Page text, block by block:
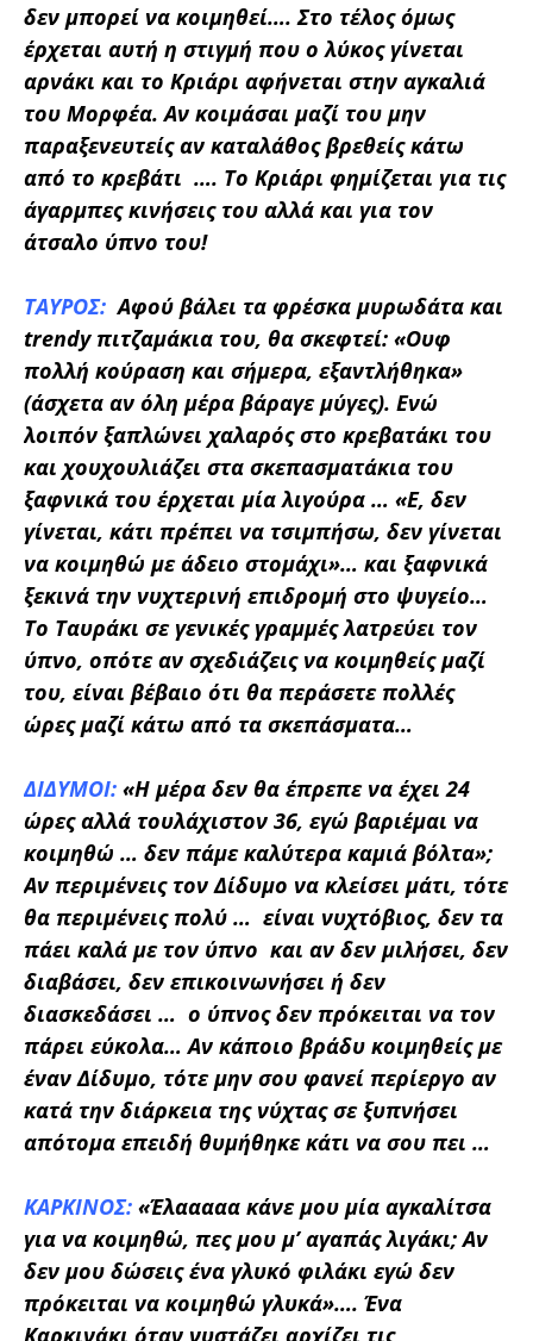
δεν μπορεί να κοιμηθεί…. Στο τέλος όμως
έρχεται αυτή η στιγμή που ο λύκος γίνεται
αρνάκι και το Κριάρι αφήνεται στην αγκαλιά
του Μορφέα. Αν κοιμάσαι μαζί του μην
παραξενευτείς αν καταλάθος βρεθείς κάτω
από το κρεβάτι …. Το Κριάρι φημίζεται για τις
άγαρμπες κινήσεις του αλλά και για τον
άτσαλο ύπνο του!
ΤΑΥΡΟΣ: Αφού βάλει τα φρέσκα μυρωδάτα και
trendy πιτζαμάκια του, θα σκεφτεί: «Ουφ
πολλή κούραση και σήμερα, εξαντλήθηκα»
(άσχετα αν όλη μέρα βάραγε μύγες). Ενώ
λοιπόν ξαπλώνει χαλαρός στο κρεβατάκι του
και χουχουλιάζει στα σκεπασματάκια του
ξαφνικά του έρχεται μία λιγούρα … «Ε, δεν
γίνεται, κάτι πρέπει να τσιμπήσω, δεν γίνεται
να κοιμηθώ με άδειο στομάχι»… και ξαφνικά
ξεκινά την νυχτερινή επιδρομή στο ψυγείο…
Το Ταυράκι σε γενικές γραμμές λατρεύει τον
ύπνο, οπότε αν σχεδιάζεις να κοιμηθείς μαζί
του, είναι βέβαιο ότι θα περάσετε πολλές
ώρες μαζί κάτω από τα σκεπάσματα…
ΔΙΔΥΜΟΙ: «Η μέρα δεν θα έπρεπε να έχει 24
ώρες αλλά τουλάχιστον 36, εγώ βαριέμαι να
κοιμηθώ … δεν πάμε καλύτερα καμιά βόλτα»;
Αν περιμένεις τον Δίδυμο να κλείσει μάτι, τότε
θα περιμένεις πολύ … είναι νυχτόβιος, δεν τα
πάει καλά με τον ύπνο και αν δεν μιλήσει, δεν
διαβάσει, δεν επικοινωνήσει ή δεν
διασκεδάσει … ο ύπνος δεν πρόκειται να τον
πάρει εύκολα… Αν κάποιο βράδυ κοιμηθείς με
έναν Δίδυμο, τότε μην σου φανεί περίεργο αν
κατά την διάρκεια της νύχτας σε ξυπνήσει
απότομα επειδή θυμήθηκε κάτι να σου πει …
ΚΑΡΚΙΝΟΣ: «Έλααααα κάνε μου μία αγκαλίτσα
για να κοιμηθώ, πες μου μ’ αγαπάς λιγάκι; Αν
δεν μου δώσεις ένα γλυκό φιλάκι εγώ δεν
πρόκειται να κοιμηθώ γλυκά»…. Ένα
Καρκινάκι όταν νυστάζει αρχίζει τις